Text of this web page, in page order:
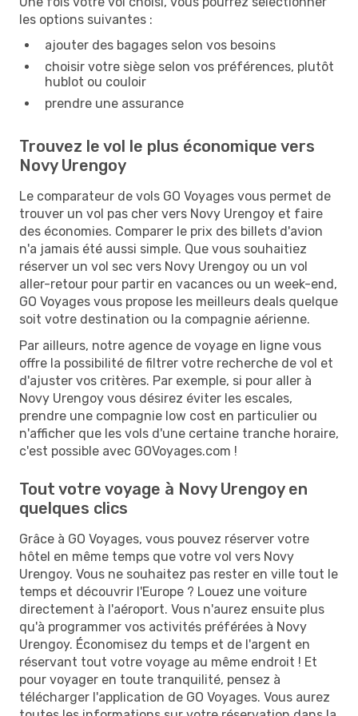
les options suivantes :
ajouter des bagages selon vos besoins
choisir votre siège selon vos préférences, plutôt
hublot ou couloir
prendre une assurance
Trouvez le vol le plus économique vers
Novy Urengoy
Le comparateur de vols GO Voyages vous permet de
trouver un vol pas cher vers Novy Urengoy et faire
des économies. Comparer le prix des billets d'avion
n'a jamais été aussi simple. Que vous souhaitiez
réserver un vol sec vers Novy Urengoy ou un vol
aller-retour pour partir en vacances ou un week-end,
GO Voyages vous propose les meilleurs deals quelque
soit votre destination ou la compagnie aérienne.
Par ailleurs, notre agence de voyage en ligne vous
offre la possibilité de filtrer votre recherche de vol et
d'ajuster vos critères. Par exemple, si pour aller à
Novy Urengoy vous désirez éviter les escales,
prendre une compagnie low cost en particulier ou
n'afficher que les vols d'une certaine tranche horaire,
c'est possible avec GOVoyages.com !
Tout votre voyage à Novy Urengoy en
quelques clics
Grâce à GO Voyages, vous pouvez réserver votre
hôtel en même temps que votre vol vers Novy
Urengoy. Vous ne souhaitez pas rester en ville tout le
temps et découvrir l'Europe ? Louez une voiture
directement à l'aéroport. Vous n'aurez ensuite plus
qu'à programmer vos activités préférées à Novy
Urengoy. Économisez du temps et de l'argent en
réservant tout votre voyage au même endroit ! Et
pour voyager en toute tranquilité, pensez à
télécharger l'application de GO Voyages. Vous aurez